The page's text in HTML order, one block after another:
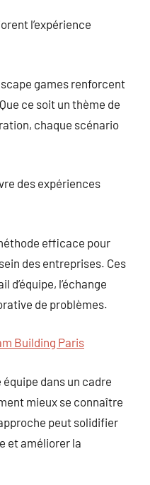
l’expérience
games renforcent
ce soit un thème de
chaque scénario
des expériences
efficace pour
des entreprises. Ces
l’échange
de problèmes.
Building Paris
équipe dans un cadre
mieux se connaître
peut solidifier
et améliorer la